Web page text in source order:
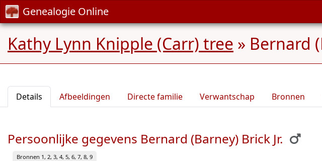
Genealogie Online
Kathy Lynn Knipple (Carr) tree » Bernard
Details Afbeeldingen Directe familie Verwantschap Bronnen
Persoonlijke gegevens Bernard (Barney) Brick Jr.
Bronnen 1, 2, 3, 4, 5, 6, 7, 8, 9